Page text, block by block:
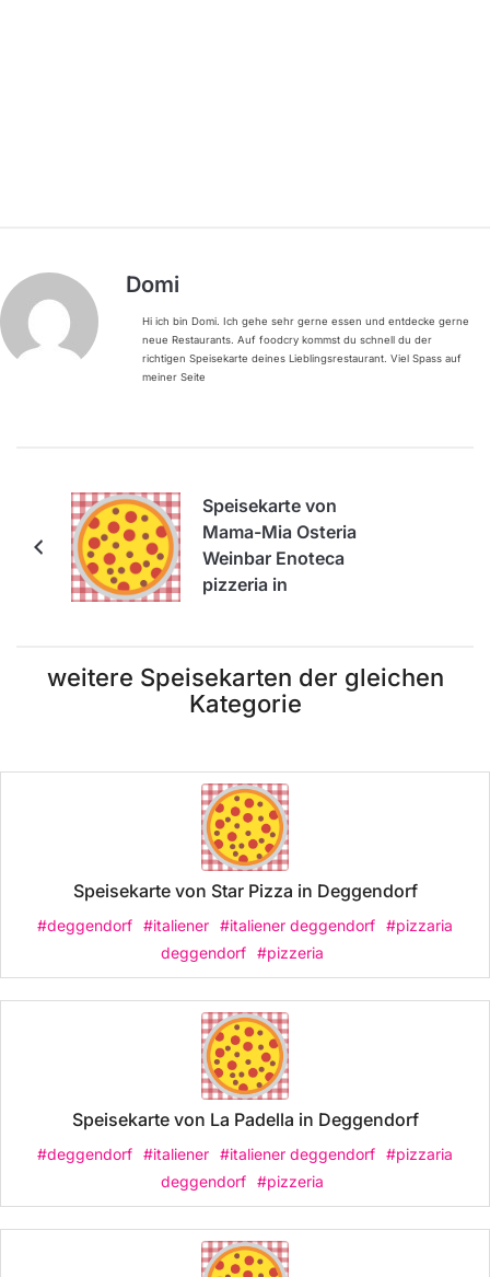
Domi
Hi ich bin Domi. Ich gehe sehr gerne essen und entdecke gerne
neue Restaurants. Auf foodcry kommst du schnell du der
richtigen Speisekarte deines Lieblingsrestaurant. Viel Spass auf
meiner Seite
Speisekarte von
Mama-Mia Osteria
Weinbar Enoteca
pizzeria in
weitere Speisekarten der gleichen
Kategorie
Speisekarte von Star Pizza in Deggendorf
#deggendorf #italiener #italiener deggendorf #pizzaria
deggendorf #pizzeria
Speisekarte von La Padella in Deggendorf
#deggendorf #italiener #italiener deggendorf #pizzaria
deggendorf #pizzeria